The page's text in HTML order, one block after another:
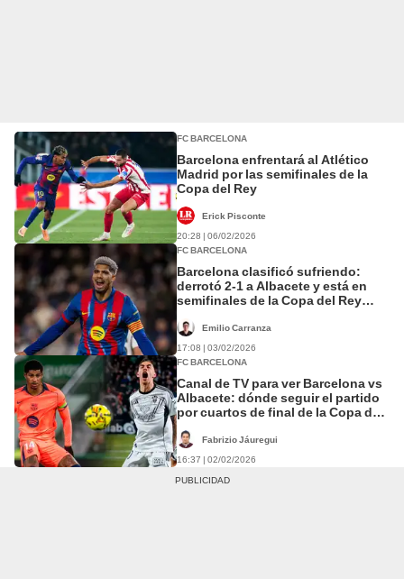
FC BARCELONA
Barcelona enfrentará al Atlético
Madrid por las semifinales de la
Copa del Rey
Erick Pisconte
20:28 | 06/02/2026
FC BARCELONA
Barcelona clasificó sufriendo:
derrotó 2-1 a Albacete y está en
semifinales de la Copa del Rey
Emilio Carranza
17:08 | 03/02/2026
FC BARCELONA
Canal de TV para ver Barcelona vs
Albacete: dónde seguir el partido
por cuartos de final de la Copa del
Fabrizio Jáuregui
16:37 | 02/02/2026